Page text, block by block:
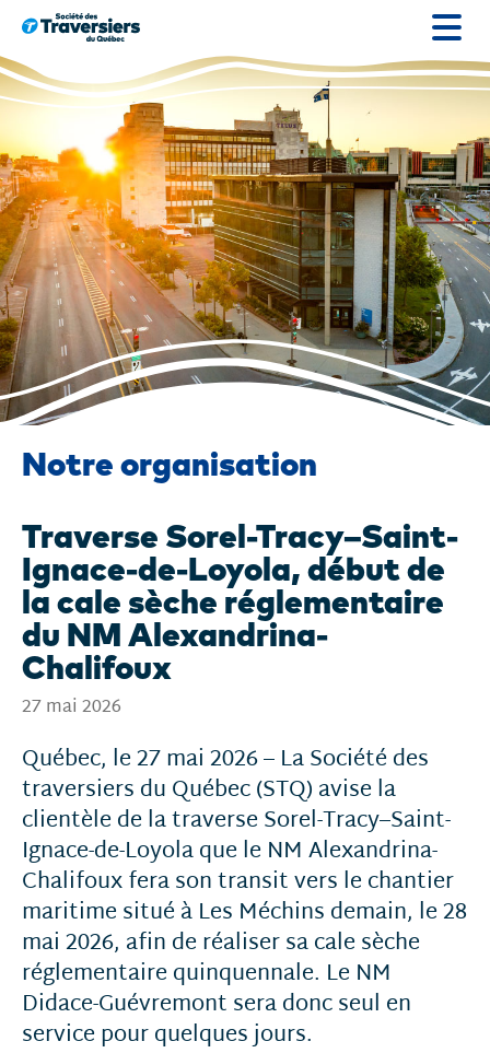
Passer
au
contenu
Notre organisation
Traverse Sorel-Tracy–Saint-
Ignace-de-Loyola, début de
la cale sèche réglementaire
du NM Alexandrina-
Chalifoux
27 mai 2026
Québec, le 27 mai 2026 – La Société des
traversiers du Québec (STQ) avise la
clientèle de la traverse Sorel-Tracy–Saint-
Ignace-de-Loyola que le NM Alexandrina-
Chalifoux fera son transit vers le chantier
maritime situé à Les Méchins demain, le 28
mai 2026, afin de réaliser sa cale sèche
réglementaire quinquennale. Le NM
Didace-Guévremont sera donc seul en
service pour quelques jours.